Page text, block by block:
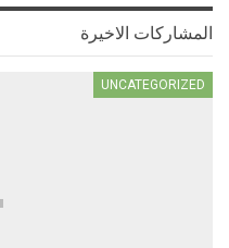
المشاركات الاخيرة
UNCATEGORIZED